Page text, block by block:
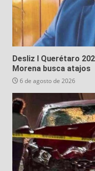
Desliz I Querétaro
Morena busca atajos
6 de agosto de 2026